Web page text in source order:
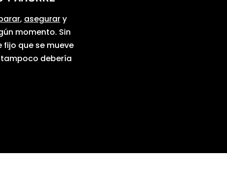
, asegurary
momento. Sin
fijo que se mueve
debería